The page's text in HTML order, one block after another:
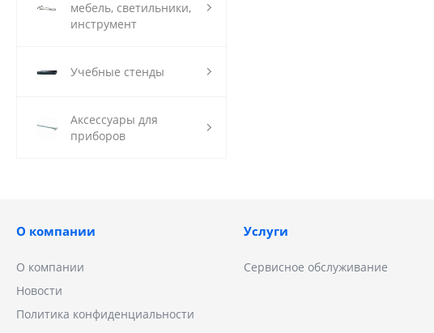
мебель, светильники,
инструмент
Учебные стенды
Аксессуары для
приборов
О компании
О компании
Новости
Политика конфиденциальности
Услуги
Сервисное обслуживание